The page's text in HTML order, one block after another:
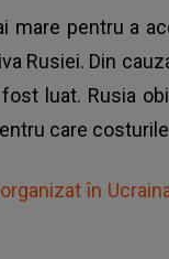
pentru a
Rusiei. Din
luat. Rusia
care
în